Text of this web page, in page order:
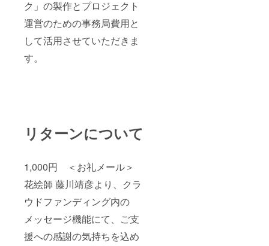
ク」の製作とプロジェクト
運営のための事務局費用と
して活用させていただきま
す。
リターンについて
1,000円 ＜お礼メール＞
花絵師 藤川靖彦より、クラ
ウドファンディング内の
メッセージ機能にて、ご支
援への感謝の気持ちを込め